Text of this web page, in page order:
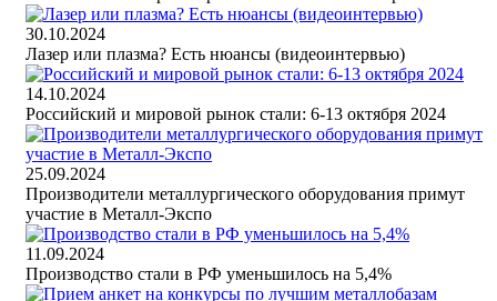
30.10.2024
Лазер или плазма? Есть нюансы (видеоинтервью)
14.10.2024
Российский и мировой рынок стали: 6-13 октября 2024
25.09.2024
Производители металлургического оборудования примут
участие в Металл-Экспо
11.09.2024
Производство стали в РФ уменьшилось на 5,4%